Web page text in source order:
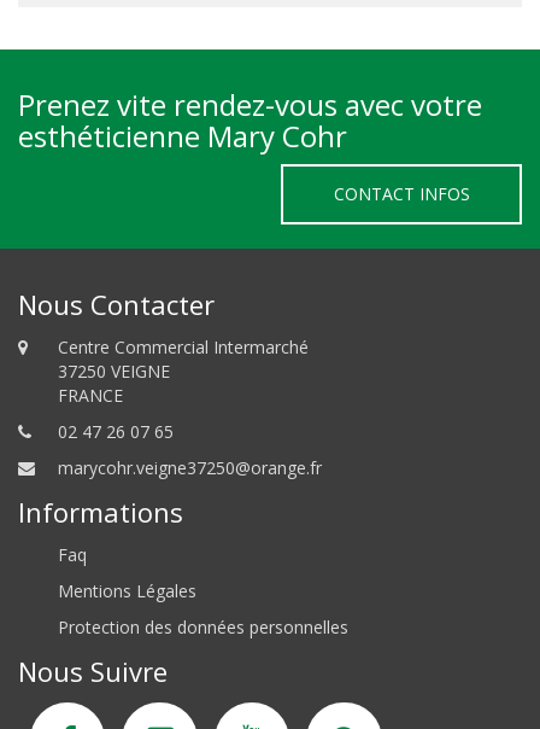
Prenez vite rendez-vous avec votre
esthéticienne Mary Cohr
CONTACT INFOS
Nous Contacter
Centre Commercial Intermarché
37250 VEIGNE
FRANCE
02 47 26 07 65
marycohr.veigne37250@orange.fr
Informations
Faq
Mentions Légales
Protection des données personnelles
Nous Suivre